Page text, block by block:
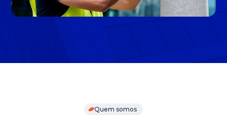
Quem somos